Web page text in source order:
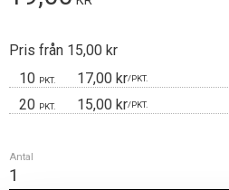
Pris från 15,00 kr
10 PKT. 17,00 kr/PKT.
20 PKT. 15,00 kr/PKT.
Antal